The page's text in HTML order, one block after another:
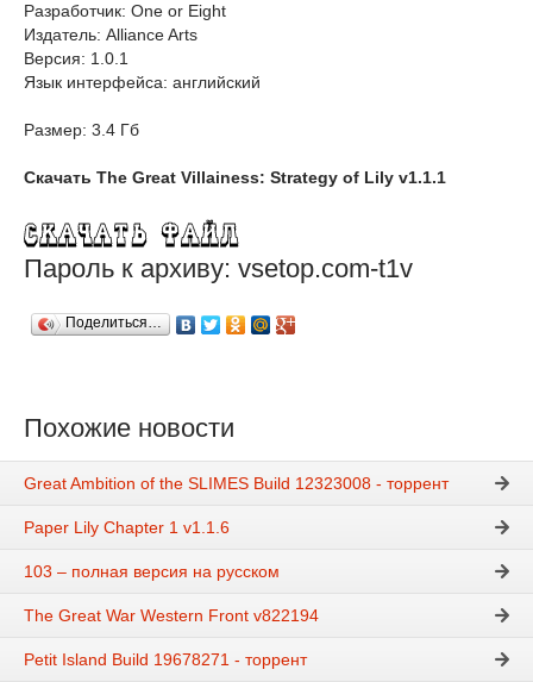
Разработчик: One or Eight
Издатель: Alliance Arts
Версия: 1.0.1
Язык интерфейса: английский
Размер: 3.4 Гб
Скачать The Great Villainess: Strategy of Lily v1.1.1
Пароль к архиву: vsetop.com-t1v
Поделиться…
Похожие новости
Great Ambition of the SLIMES Build 12323008 - торрент
Paper Lily Chapter 1 v1.1.6
103 – полная версия на русском
The Great War Western Front v822194
Petit Island Build 19678271 - торрент